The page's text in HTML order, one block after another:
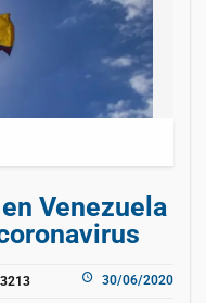
Venezuela
30/06/2020